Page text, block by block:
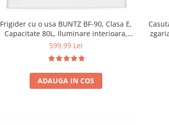
Frigider cu o usa BUNTZ BF-90, Clasa E,
Capacitate 80L, Iluminare interioara,
Compartiment gheata, H 83 cm, Alb
599,99 Lei
ADAUGA IN COS